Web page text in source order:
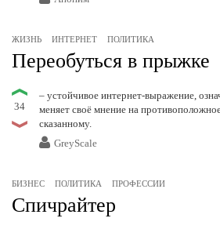
ЖИЗНЬ ИНТЕРНЕТ ПОЛИТИКА
Переобуться в прыжке
34
– устойчивое интернет-выражение,
меняет своё мнение на
сказанному.
GreyScale
БИЗНЕС ПОЛИТИКА ПРОФЕССИИ
Спичрайтер